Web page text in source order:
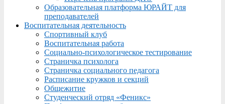
Образовательная платформа ЮРАЙТ для
преподавателей
Воспитательная деятельность
Спортивный клуб
Воспитательная работа
Социально-психологическое тестирование
Страничка психолога
Страничка социального педагога
Расписание кружков и секций
Общежитие
Студенческий отряд «Феникс»